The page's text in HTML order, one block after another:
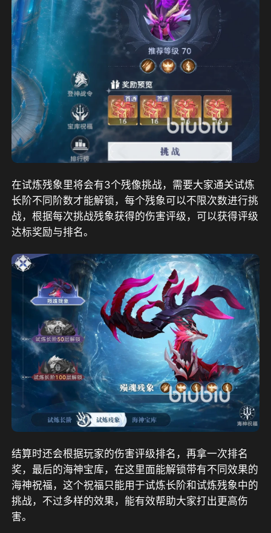
在试炼残象里将会有3个残像挑战，需要大家通关试炼
长阶不同阶数才能解锁，每个残象可以不限次数进行挑
战，根据每次挑战残象获得的伤害评级，可以获得评级
达标奖励与排名。
结算时还会根据玩家的伤害评级排名，再拿一次排名
奖，最后的海神宝库，在这里面能解锁带有不同效果的
海神祝福，这个祝福只能用于试炼长阶和试炼残象中的
挑战，不过多样的效果，能有效帮助大家打出更高伤
害。